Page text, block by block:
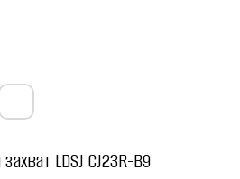
LDSJ CJ23R-B9